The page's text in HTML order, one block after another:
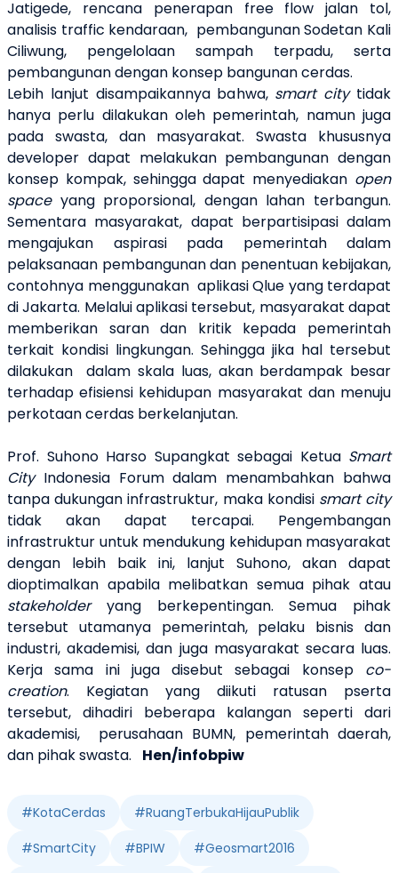
Jatigede, rencana penerapan free flow jalan tol,
analisis traffic kendaraan, pembangunan Sodetan Kali
Ciliwung, pengelolaan sampah terpadu, serta
pembangunan dengan konsep bangunan cerdas.
Lebih lanjut disampaikannya bahwa, smart citytidak
hanya perlu dilakukan oleh pemerintah, namun juga
pada swasta, dan masyarakat. Swasta khususnya
developer dapat melakukan pembangunan dengan
konsep kompak, sehingga dapat menyediakan open
spaceyang proporsional, dengan lahan terbangun.
Sementara masyarakat, dapat berpartisipasi dalam
mengajukan aspirasi pada pemerintah dalam
pelaksanaan pembangunan dan penentuan kebijakan,
contohnya menggunakan aplikasi Qlue yang terdapat
di Jakarta. Melalui aplikasi tersebut, masyarakat dapat
memberikan saran dan kritik kepada pemerintah
terkait kondisi lingkungan. Sehingga jika hal tersebut
dilakukan dalam skala luas, akan berdampak besar
terhadap efisiensi kehidupan masyarakat dan menuju
perkotaan cerdas berkelanjutan.
Prof. Suhono Harso Supangkat sebagai Ketua Smart
CityIndonesia Forum dalam menambahkan bahwa
tanpa dukungan infrastruktur, maka kondisi smart city
tidak akan dapat tercapai. Pengembangan
infrastruktur untuk mendukung kehidupan masyarakat
dengan lebih baik ini, lanjut Suhono, akan dapat
dioptimalkan apabila melibatkan semua pihak atau
stakeholderyang berkepentingan. Semua pihak
tersebut utamanya pemerintah, pelaku bisnis dan
industri, akademisi, dan juga masyarakat secara luas.
Kerja sama ini juga disebut sebagai konsep co-
creation. Kegiatan yang diikuti ratusan pserta
tersebut, dihadiri beberapa kalangan seperti dari
akademisi, perusahaan BUMN, pemerintah daerah,
dan pihak swasta. Hen/infobpiw
#KotaCerdas #RuangTerbukaHijauPublik
#SmartCity #BPIW #Geosmart2016